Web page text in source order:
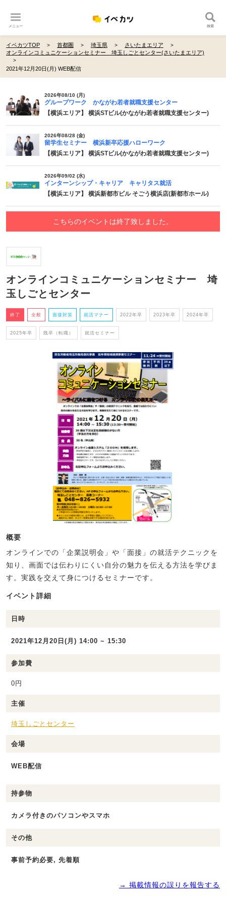
メニュー 検索
イベカツTOP 首都圏 埼玉県
さいたまエリア
オンラインコミュニケーションセミナー 埼玉しごとセンター(さいたまエリア)
2021年12月20日(月) WEB配信
2026年08/10 (月)
グループワーク かながわ若者就職支援センター
【横浜エリア】 横浜STビル(かながわ若者就職支援センター)
2026年08/28 (金)
留学生セミナー 横浜新卒応援ハローワーク
【横浜エリア】 横浜STビル(かながわ若者就職支援センター)
2026年09/02 (水)
インターンシップ・キャリア キャリタス就活
【横浜エリア】 横浜新都市ビル そごう横浜店(新都市ホール)
こちらのイベントは終了致しました。
オンラインコミュニケーションセミナー 埼
玉しごとセンター
終了 全般 面接対策 就活マナー 2022年卒 2023年卒 2024年卒
2025年卒 既卒（転職） 就活セミナー
概要
オンラインでの「企業説明会」や「面接」の就活テクニックを
知り、画面では伝わりにくい自分の魅力を伝える方法を学びま
す。実践を交えて身につけるセミナーです。
イベント詳細
日時
2021年12月20日(月) 14:00 ~ 15:30
参加費
0円
主催
埼玉しごとセンター
会場
WEB配信
持参物
カメラ付きのパソコンやスマホ
その他
事前予約必要, 先着順
→ 掲載情報の誤りを報告する